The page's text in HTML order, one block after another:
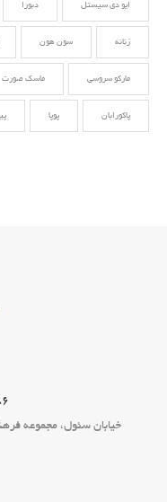
ایو دی سیستل دبورا
زنانه سون هون
مارکو سروسی ماسک صورت
پاکورابان پوپا
خیابان سئول، مجموعه